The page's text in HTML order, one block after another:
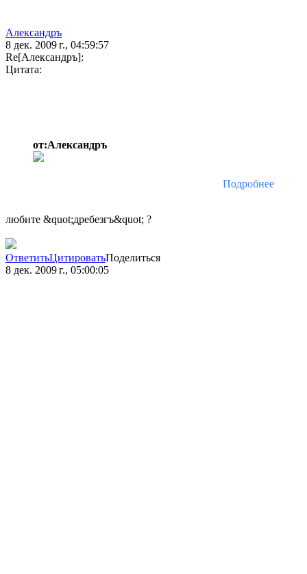
Александръ
8 дек. 2009 г., 04:59:57
Re[Александръ]:
Цитата:
от:Александръ
Подробнее
любите &quot;дребезгъ&quot; ?
ОтветитьЦитироватьПоделиться
8 дек. 2009 г., 05:00:05